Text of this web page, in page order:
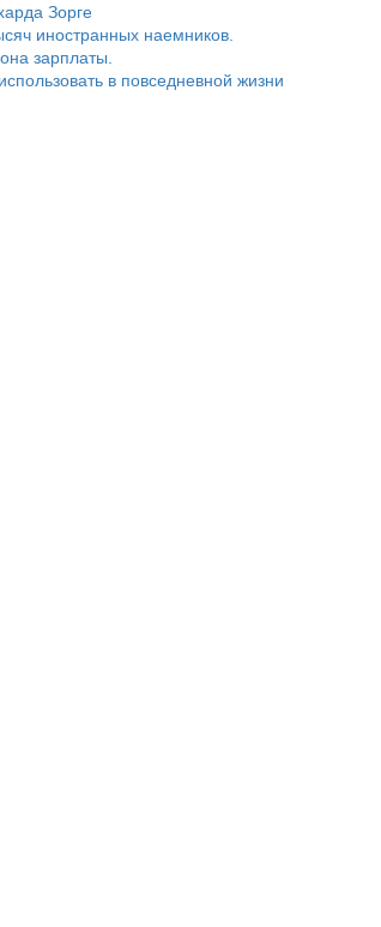
Зорге
иностранных наемников.
зарплаты.
в повседневной жизни